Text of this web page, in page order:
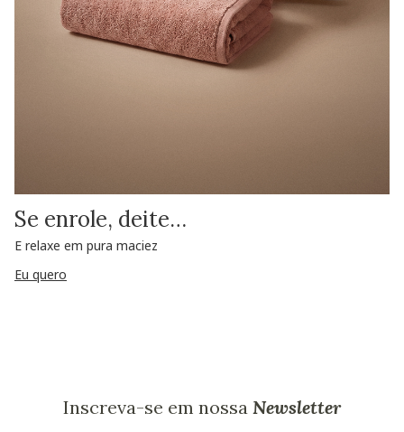
Se enrole, deite…
E relaxe em pura maciez
Eu quero
Inscreva-se em nossa Newsletter